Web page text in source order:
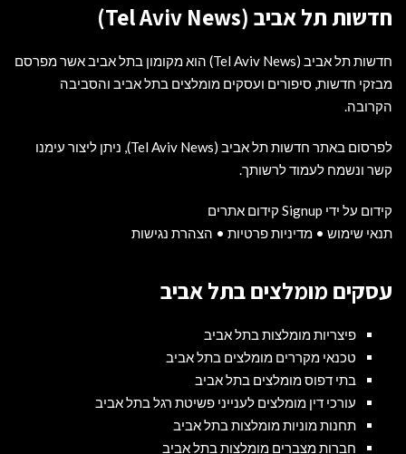
חדשות תל אביב (Tel Aviv News)
חדשות תל אביב (Tel Aviv News) הוא מקומון בתל אביב אשר מפרסם
מבזקי חדשות, סיפורים ועסקים מומלצים בתל אביב והסביבה
הקרובה.
לפרסום באתר חדשות תל אביב (Tel Aviv News),
ניתן ליצור עימנו
קשר ונשמח לעמוד לרשותך.
קידום על ידי Signup קידום אתרים
תנאי שימוש • מדיניות פרטיות • הצהרת נגישות
עסקים מומלצים בתל אביב
פיצריות מומלצות בתל אביב
טכנאי מקררים מומלצים בתל אביב
בתי דפוס מומלצים בתל אביב
עורכי דין מומלצים לענייני פשיטת רגל בתל אביב
תחנות מוניות מומלצות בתל אביב
חברות מצברים מומלצות בתל אביב